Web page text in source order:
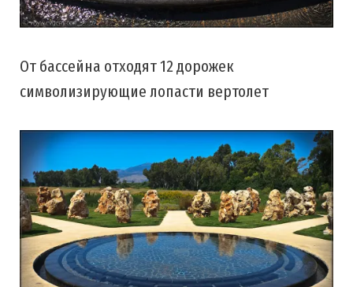
От бассейна отходят 12 дорожек
символизирующие лопасти вертолет